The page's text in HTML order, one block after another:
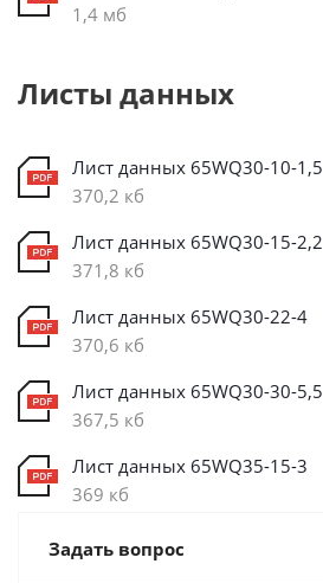
1,4 мб
Листы данных
Лист данных 65WQ30-10-1,5
370,2 кб
Лист данных 65WQ30-15-2,2
371,8 кб
Лист данных 65WQ30-22-4
370,6 кб
Лист данных 65WQ30-30-5,5
367,5 кб
Лист данных 65WQ35-15-3
369 кб
Задать вопрос